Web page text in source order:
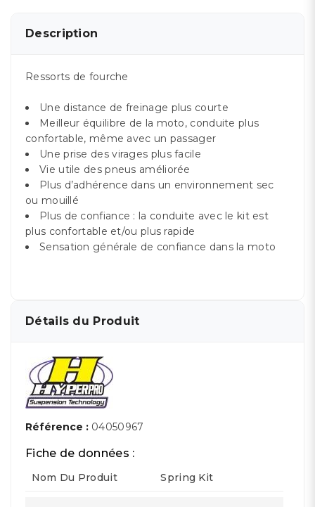
Description
Ressorts de fourche
Une distance de freinage plus courte
Meilleur équilibre de la moto, conduite plus
confortable, même avec un passager
Une prise des virages plus facile
Vie utile des pneus améliorée
Plus d’adhérence dans un environnement sec
ou mouillé
Plus de confiance : la conduite avec le kit est
plus confortable et/ou plus rapide
Sensation générale de confiance dans la moto
Détails du Produit
Référence : 04050967
Fiche de données :
Nom Du Produit Spring Kit